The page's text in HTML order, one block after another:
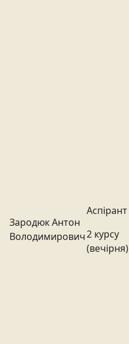
Зародюк Антон
Володимирович
Аспірант
2 курсу
(вечірня)